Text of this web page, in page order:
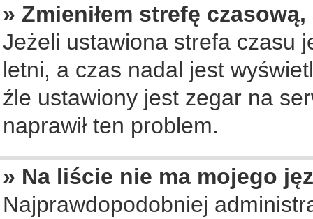
» Zmieniłem strefę
Jeżeli ustawiona strefa czasu
letni, a czas nadal jest
źle ustawiony jest zegar na
naprawił ten problem.
» Na liście nie ma mojego
Najprawdopodobniej